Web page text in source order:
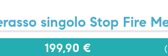
singolo Stop Fire
199,90 €